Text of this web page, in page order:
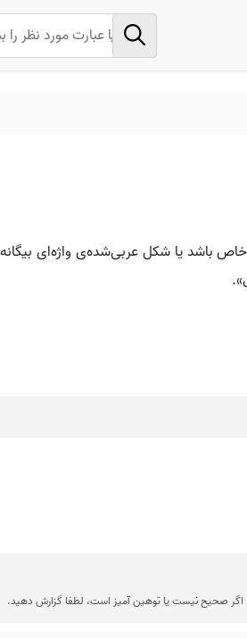
صحیح نیست یا توهین آمیز است، لطفا گزارش دهید.